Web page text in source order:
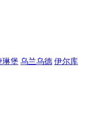
琳堡 乌兰乌德 伊尔库